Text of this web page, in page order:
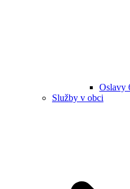
Oslavy
Služby v obci